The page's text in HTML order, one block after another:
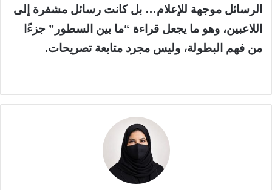
الرسائل موجهة للإعلام… بل كانت رسائل مشفرة إلى
اللاعبين، وهو ما يجعل قراءة “ما بين السطور” جزءًا
من فهم البطولة، وليس مجرد متابعة تصريحات.